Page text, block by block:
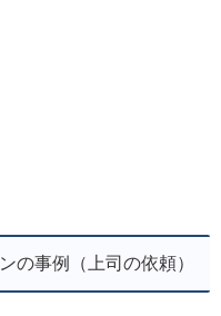
の事例（上司の依頼）